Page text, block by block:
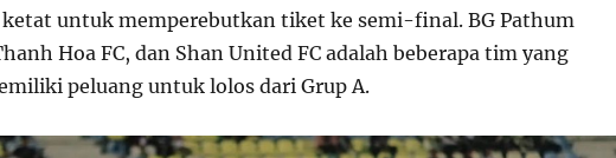
untuk memperebutkan tiket ke semi-final. BG Pathum
Hoa FC, dan Shan United FC adalah beberapa tim yang
peluang untuk lolos dari Grup A.